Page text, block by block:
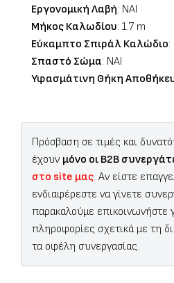
Εργονομική Λαβή: ΝΑΙ
Μήκος Καλωδίου: 1.7 m
Εύκαμπτο Σπιράλ Καλώδιο:
Σπαστό Σώμα: ΝΑΙ
Υφασμάτινη Θήκη
Πρόσβαση σε τιμές και
έχουν μόνο οι B2B
στο site μας. Αν είστε
ενδιαφέρεστε να γίνετε
παρακαλούμε επικοινωνήστε
πληροφορίες σχετικά με τη
τα οφέλη συνεργασίας.